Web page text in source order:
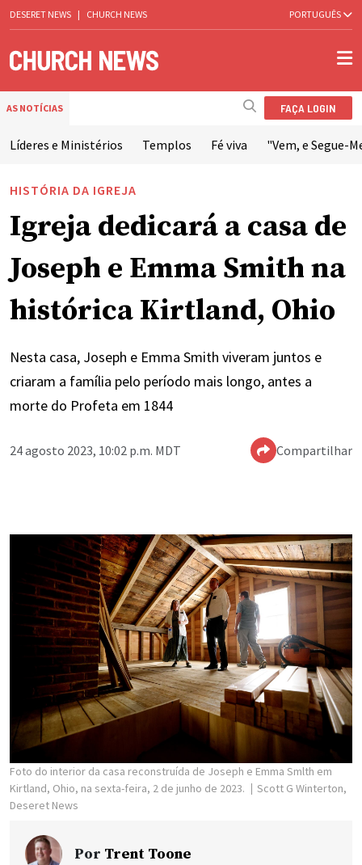
DESERET NEWS | CHURCH NEWS PORTUGUÊS
AS NOTÍCIAS FAÇA LOGIN
Líderes e Ministérios Templos Fé viva "Vem, e Segue-
HISTÓRIA DA IGREJA
Igreja dedicará a casa de
Joseph e Emma Smith na
histórica Kirtland, Ohio
Nesta casa, Joseph e Emma Smith viveram juntos e
criaram a família pelo período mais longo, antes a
morte do Profeta em 1844
24 agosto 2023, 10:02 p.m. MDT Compartilhar
Foto do interior da casa reconstruída de Joseph e Emma Smlth em
Kirtland, Ohio, na sexta-feira, 2 de junho de 2023.
Scott G Winterton,
Deseret News
Por Trent Toone